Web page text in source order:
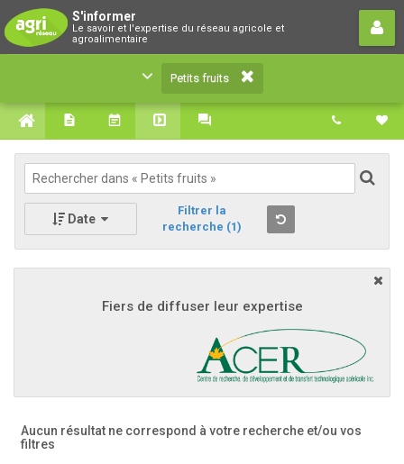
S'informer
Le savoir et l'expertise du réseau agricole et
agroalimentaire
Le savoir et l'expertise du réseau agricole et
agroalimentaire
Petits fruits
Date
Filtrer la
recherche (1)
Fiers de diffuser leur expertise
Aucun résultat ne correspond à votre recherche et/ou vos
filtres